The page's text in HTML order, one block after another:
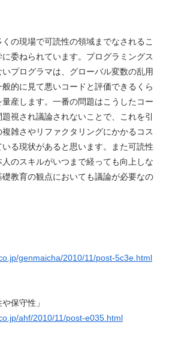
の現場で可読性の領域までなされるこ
委ねられています。プログラミングス
プログラマは、グローバル変数の乱用
的に見て悪いコードと評価できるくら
産します。一番の問題はこうしたコー
視され議論されないことで、これを引
雑さやリファクタリングにかかるコス
いる現状があると思います。また可読性
のスキルがいつまで経っても向上しな
教育の観点においても議論が必要なの
genmaicha/2010/11/post-5c3e.html
保守性」
ahf/2010/11/post-e035.html